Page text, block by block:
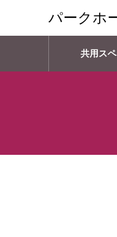
パークホ
共用ス